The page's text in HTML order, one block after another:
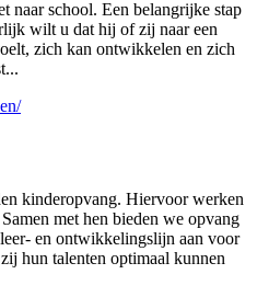
naar school. Een belangrijke stap
wilt u dat hij of zij naar een
zich kan ontwikkelen en zich
kinderopvang. Hiervoor werken
met hen bieden we opvang
en ontwikkelingslijn aan voor
hun talenten optimaal kunnen